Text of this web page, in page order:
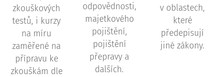
zkouškových
testů, i kurzy
na míru
zaměřené na
přípravu ke
zkouškám dle
odpovědnosti,
majetkového
pojištění,
pojištění
přepravy a
dalších.
v oblastech,
které
předepisují
jiné zákony.